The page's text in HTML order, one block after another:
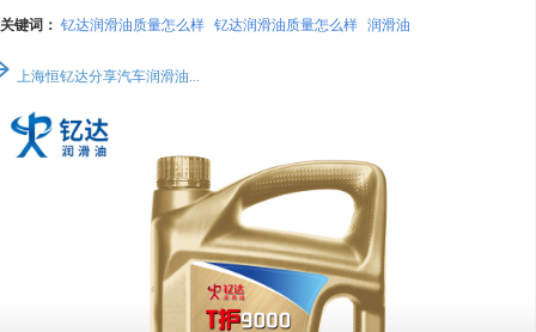
关键词： 钇达润滑油质量怎么样 钇达润滑油质量怎么样 润滑油
上海恒钇达分享汽车润滑油...